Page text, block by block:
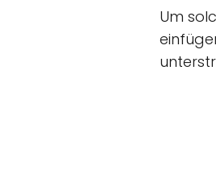
Um